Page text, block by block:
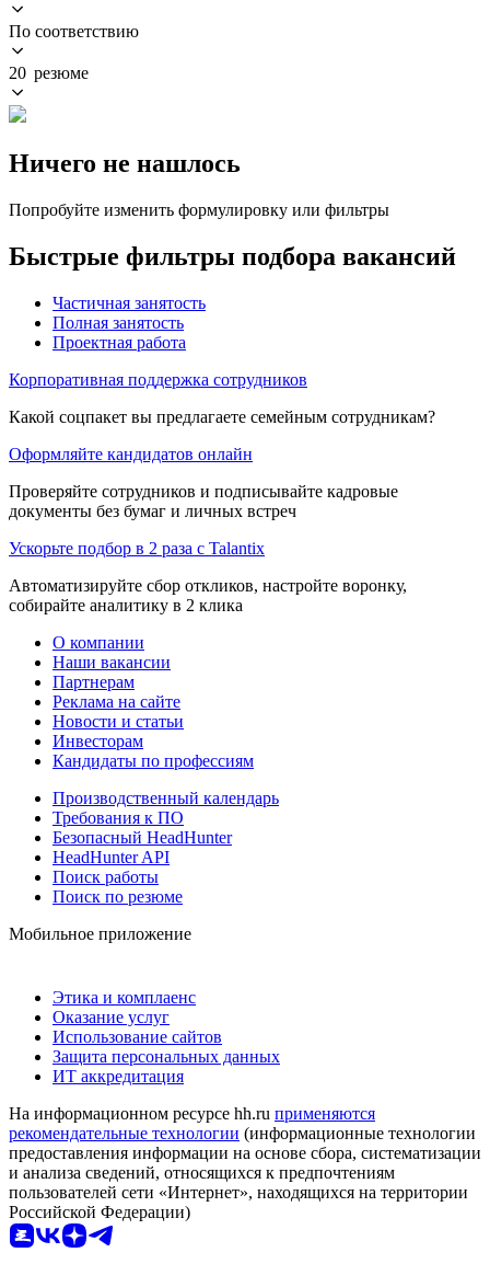
По соответствию
20 резюме
Ничего не нашлось
Попробуйте изменить формулировку или фильтры
Быстрые фильтры подбора вакансий
Частичная занятость
Полная занятость
Проектная работа
Корпоративная поддержка сотрудников
Какой соцпакет вы предлагаете семейным сотрудникам?
Оформляйте кандидатов онлайн
Проверяйте сотрудников и подписывайте кадровые
документы без бумаг и личных встреч
Ускорьте подбор в 2 раза с Talantix
Автоматизируйте сбор откликов, настройте воронку,
собирайте аналитику в 2 клика
О компании
Наши вакансии
Партнерам
Реклама на сайте
Новости и статьи
Инвесторам
Кандидаты по профессиям
Производственный календарь
Требования к ПО
Безопасный HeadHunter
HeadHunter API
Поиск работы
Поиск по резюме
Мобильное приложение
Этика и комплаенс
Оказание услуг
Использование сайтов
Защита персональных данных
ИТ аккредитация
На информационном ресурсе hh.ru применяются
рекомендательные технологии (информационные технологии
предоставления информации на основе сбора, систематизации
и анализа сведений, относящихся к предпочтениям
пользователей сети «Интернет», находящихся на территории
Российской Федерации)